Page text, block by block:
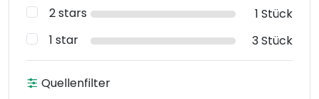
2 stars
1 Stück
1 star
3 Stück
Quellenfilter